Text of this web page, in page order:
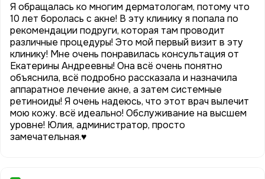
Я обращалась ко многим дерматологам, потому что
10 лет боролась с акне! В эту клинику я попала по
рекомендации подруги, которая там проводит
различные процедуры! Это мой первый визит в эту
клинику! Мне очень понравилась консультация от
Екатерины Андреевны! Она всё очень понятно
объяснила, всё подробно рассказала и назначила
аппаратное лечение акне, а затем системные
ретиноиды! Я очень надеюсь, что этот врач вылечит
мою кожу. всё идеально! Обслуживание на высшем
уровне! Юлия, администратор, просто
замечательная.♥️